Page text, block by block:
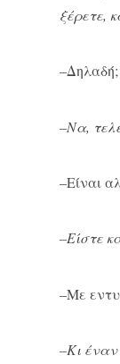
ξέρετε,
–Δηλαδή;
–Να,
–Είναι
–Είστε
–Με
–Κι